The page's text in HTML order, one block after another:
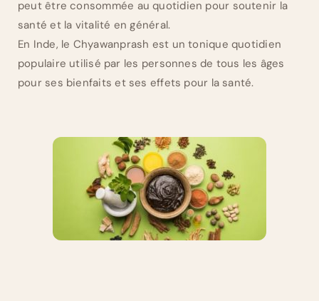
peut être consommée au quotidien pour soutenir la
santé et la vitalité en général.
En Inde, le Chyawanprash est un tonique quotidien
populaire utilisé par les personnes de tous les âges
pour ses bienfaits et ses effets pour la santé.